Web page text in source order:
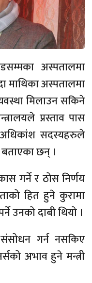
अस्पतालमा
माथिका अस्पतालमा
मिलाउन सकिने
प्रस्ताव पास
अधिकांश सदस्यहरुले
छन् ।
गर्ने र ठोस निर्णय
हित हुने कुरामा
उनको दाबी थियो ।
गर्न नसकिए
अभाव हुने मन्त्री